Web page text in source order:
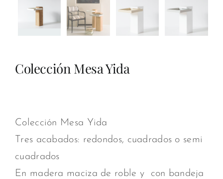
Colección Mesa Yida
Colección Mesa Yida
Tres acabados: redondos, cuadrados o semi
cuadrados
En madera maciza de roble y con bandeja